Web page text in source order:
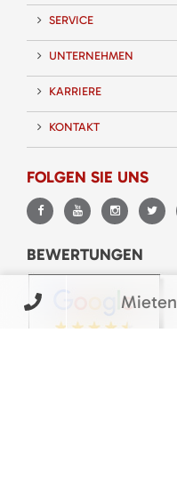
SERVICE
UNTERNEHMEN
KARRIERE
KONTAKT
FOLGEN SIE UNS
BEWERTUNGEN
Mieten